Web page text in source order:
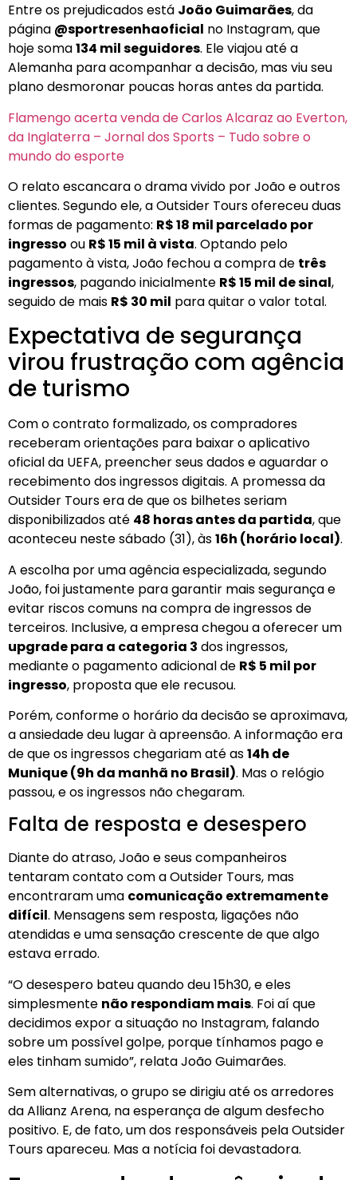
Entre os prejudicados está João Guimarães, da
página @sportresenhaoficial no Instagram, que
hoje soma134 mil seguidores. Ele viajou até a
Alemanha para acompanhar a decisão, mas viu seu
plano desmoronar poucas horas antes da partida.
Flamengo acerta venda de Carlos Alcaraz ao Everton,
da Inglaterra – Jornal dos Sports – Tudo sobre o
mundo do esporte
O relato escancara o drama vivido por João e outros
clientes. Segundo ele, a Outsider Tours ofereceu duas
formas de pagamento: R$ 18 mil parcelado por
ingresso ou R$ 15 mil à vista. Optando pelo
pagamento à vista, João fechou a compra de três
ingressos, pagando inicialmente R$ 15 mil de sinal,
seguido de mais R$ 30 mil para quitar o valor total.
Expectativa de segurança
virou frustração com agência
de turismo
Com o contrato formalizado, os compradores
receberam orientações para baixar o aplicativo
oficial da UEFA, preencher seus dados e aguardar o
recebimento dos ingressos digitais. A promessa da
Outsider Tours era de que os bilhetes seriam
disponibilizados até 48 horas antes da partida, que
aconteceu neste sábado (31), às16h (horário local).
A escolha por uma agência especializada, segundo
João, foi justamente para garantir mais segurança e
evitar riscos comuns na compra de ingressos de
terceiros. Inclusive, a empresa chegou a oferecer um
upgrade para a categoria 3 dos ingressos,
mediante o pagamento adicional de R$ 5 mil por
ingresso, proposta que ele recusou.
Porém, conforme o horário da decisão se aproximava,
a ansiedade deu lugar à apreensão. A informação era
de que os ingressos chegariam até as14h de
Munique (9h da manhã no Brasil). Mas o relógio
passou, e os ingressos não chegaram.
Falta de resposta e desespero
Diante do atraso, João e seus companheiros
tentaram contato com a Outsider Tours, mas
encontraram uma comunicação extremamente
difícil. Mensagens sem resposta, ligações não
atendidas e uma sensação crescente de que algo
estava errado.
“O desespero bateu quando deu 15h30, e eles
simplesmente não respondiam mais. Foi aí que
decidimos expor a situação no Instagram, falando
sobre um possível golpe, porque tínhamos pago e
eles tinham sumido”, relata João Guimarães.
Sem alternativas, o grupo se dirigiu até os arredores
da Allianz Arena, na esperança de algum desfecho
positivo. E, de fato, um dos responsáveis pela Outsider
Tours apareceu. Mas a notícia foi devastadora.